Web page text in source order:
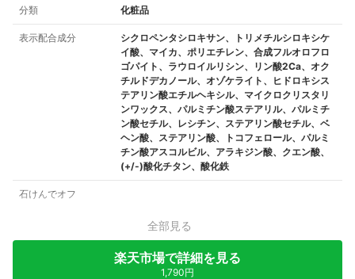
分類 化粧品
表示配合成分
シクロペンタシロキサン、トリメチルシロキシケ
イ酸、マイカ、ポリエチレン、合成フルオロフロ
ゴパイト、ラウロイルリシン、リン酸2Ca、オク
チルドデカノール、オゾケライト、ヒドロキシス
テアリン酸エチルヘキシル、マイクロクリスタリ
ンワックス、パルミチン酸ステアリル、パルミチ
ン酸セチル、レシチン、ステアリン酸セチル、ベ
ヘン酸、ステアリン酸、トコフェロール、パルミ
チン酸アスコルビル、アラキジン酸、クエン酸、
(+/-)酸化チタン、酸化鉄
石けんでオフ
全部見る
楽天市場で詳細を見る
1,790円